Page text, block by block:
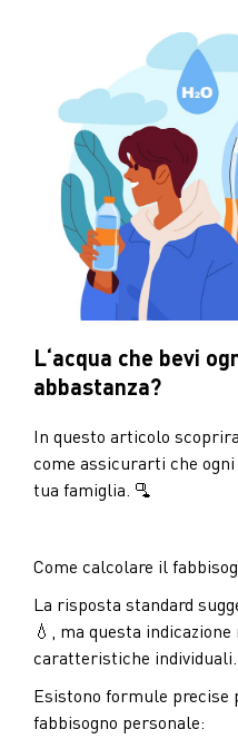
L‘acqua che bevi
abbastanza?
In questo articolo
come assicurarti che
tua famiglia. 🫗
Come calcolare il
La risposta standard
💧, ma questa
caratteristiche individuali.
Esistono formule precise
fabbisogno personale: